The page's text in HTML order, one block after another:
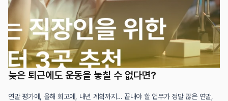
늦은 퇴근에도 운동을 놓칠 수 없다면?
연말 평가에, 올해 회고에, 내년 계획까지… 끝내야 할 업무가 정말 많은 연말,